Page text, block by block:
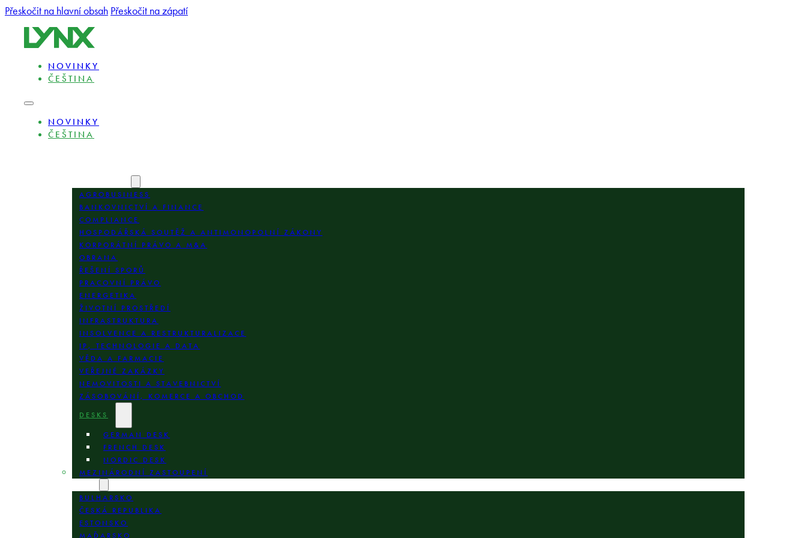
Přeskočit na hlavní obsah Přeskočit na zápatí
NOVINKY
ČEŠTINA
NOVINKY
ČEŠTINA
AGROBUSINESS
BANKOVNICTVÍ A FINANCE
COMPLIANCE
HOSPODÁŘSKÁ SOUTĚŽ A ANTIMONOPOLNÍ ZÁKONY
KORPORÁTNÍ PRÁVO A M&A
OBRANA
ŘEŠENÍ SPORŮ
PRACOVNÍ PRÁVO
ENERGETIKA
ŽIVOTNÍ PROSTŘEDÍ
INFRASTRUKTURA
INSOLVENCE A RESTRUKTURALIZACE
IP, TECHNOLOGIE A DATA
VĚDA A FARMACIE
VEŘEJNÉ ZAKÁZKY
NEMOVITOSTI A STAVEBNICTVÍ
ZÁSOBOVÁNÍ, KOMERCE A OBCHOD
DESKS
GERMAN DESK
FRENCH DESK
NORDIC DESK
MEZINÁRODNÍ ZASTOUPENÍ
BULHARSKO
ČESKÁ REPUBLIKA
ESTONSKO
MAĎARSKO